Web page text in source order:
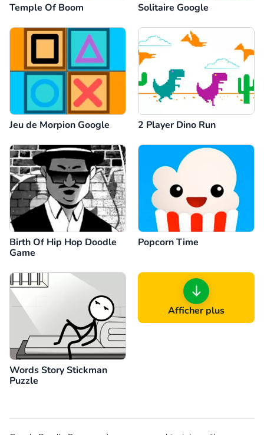
Temple Of Boom Solitaire Google
Jeu de Morpion Google 2 Player Dino Run
Birth Of Hip Hop Doodle
Game
Popcorn Time
Words Story Stickman
Puzzle
Afficher plus